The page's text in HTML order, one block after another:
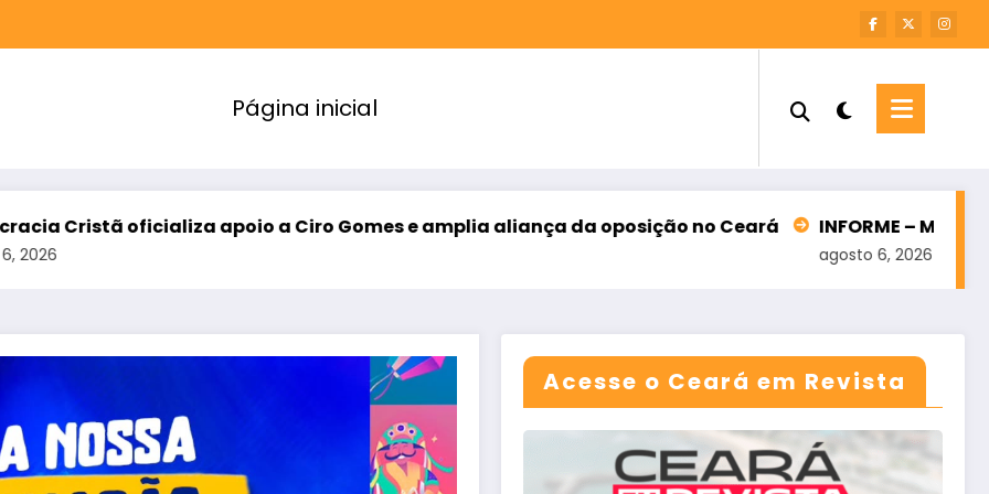
Página inicial
a Ciro Gomes e amplia aliança da oposição no Ceará INFORME – M7 SOLUÇÕES FINANCEIRAS
Acesse o Ceará em Revista